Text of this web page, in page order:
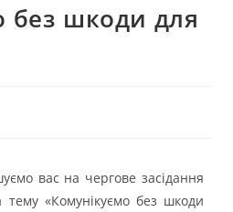
без шкоди для
вас на чергове засідання
тему «Комунікуємо без шкоди